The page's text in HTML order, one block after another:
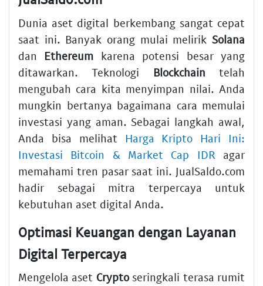
Dunia aset digital berkembang sangat cepat
saat ini. Banyak orang mulai melirik Solana
dan Ethereum karena potensi besar yang
ditawarkan. Teknologi
Blockchain telah
mengubah cara kita menyimpan nilai. Anda
mungkin bertanya bagaimana cara memulai
investasi yang aman. Sebagai langkah awal,
Anda bisa melihat Harga Kripto Hari Ini:
Investasi Bitcoin & Market Cap IDR agar
memahami tren pasar saat ini. JualSaldo.com
hadir sebagai mitra terpercaya untuk
kebutuhan aset digital Anda.
Optimasi Keuangan dengan Layanan
Digital Terpercaya
Mengelola aset Cryptoseringkali terasa rumit